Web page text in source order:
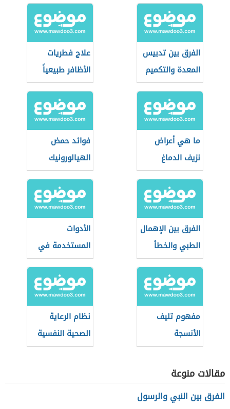
الفرق بين تدبيس
المعدة والتكميم
علاج فطريات
الأظافر طبيعياً
ما هي أعراض
نزيف الدماغ
فوائد حمض
الهيالورونيك
للبشرة
الفرق بين الإهمال
الطبي والخطأ
الطبي
الأدوات
المستخدمة في
طب النساء
والتوليد
مفهوم تليف
الأنسجة
نظام الرعاية
الصحية النفسية
(نظام سعودي)
مقالات منوعة
الفرق بين النبي والرسول